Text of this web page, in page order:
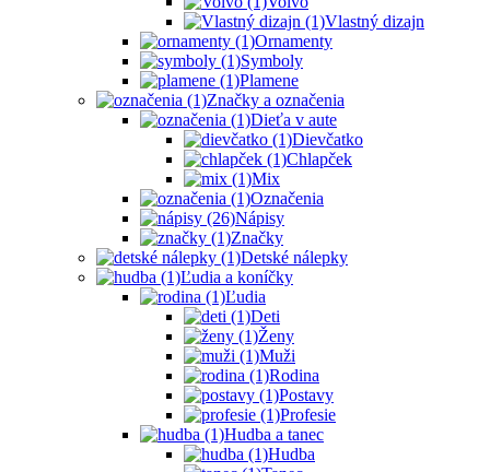
Vlastný dizajn
Ornamenty
Symboly
Plamene
Značky a označenia
Dieťa v aute
Dievčatko
Chlapček
Mix
Označenia
Nápisy
Značky
Detské nálepky
Ľudia a koníčky
Ľudia
Deti
Ženy
Muži
Rodina
Postavy
Profesie
Hudba a tanec
Hudba